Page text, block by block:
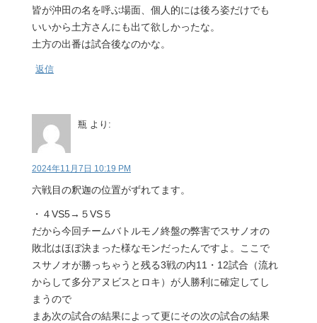
皆が沖田の名を呼ぶ場面、個人的には後ろ姿だけでも
いいから土方さんにも出て欲しかったな。
土方の出番は試合後なのかな。
返信
瓶 より:
2024年11月7日 10:19 PM
六戦目の釈迦の位置がずれてます。
・４VS5→５VS５
だから今回チームバトルモノ終盤の弊害でスサノオの
敗北はほぼ決まった様なモンだったんですよ。ここで
スサノオが勝っちゃうと残る3戦の内11・12試合（流れ
からして多分アヌビスとロキ）が人勝利に確定してし
まうので
まあ次の試合の結果によって更にその次の試合の結果